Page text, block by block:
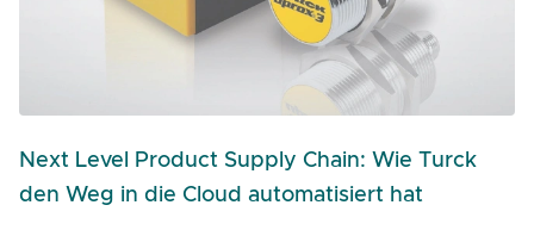
Next Level Product Supply Chain: Wie Turck
den Weg in die Cloud automatisiert hat